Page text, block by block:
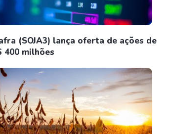
(SOJA3) lança oferta de ações de
400 milhões